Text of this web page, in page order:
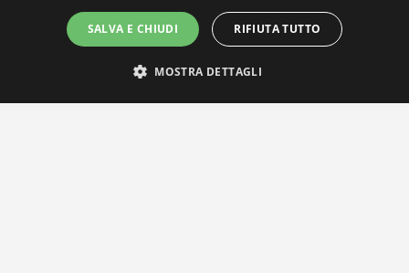
SALVA E CHIUDI RIFIUTA TUTTO
MOSTRA DETTAGLI